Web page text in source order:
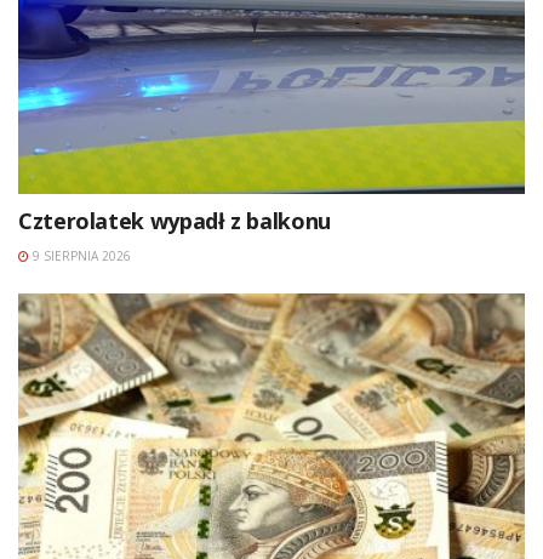
Czterolatek wypadł z balkonu
9 SIERPNIA 2026